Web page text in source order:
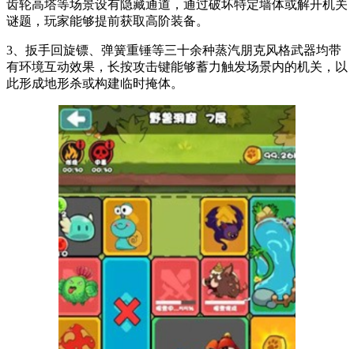
齿轮高塔等场景设有隐藏通道，通过破坏特定墙体或解开机关
谜题，玩家能够提前获取高阶装备。
3、扳手回旋镖、弹簧重锤等三十余种蒸汽朋克风格武器均带
有环境互动效果，长按攻击键能够蓄力触发场景内的机关，以
此形成地形杀或构建临时掩体。